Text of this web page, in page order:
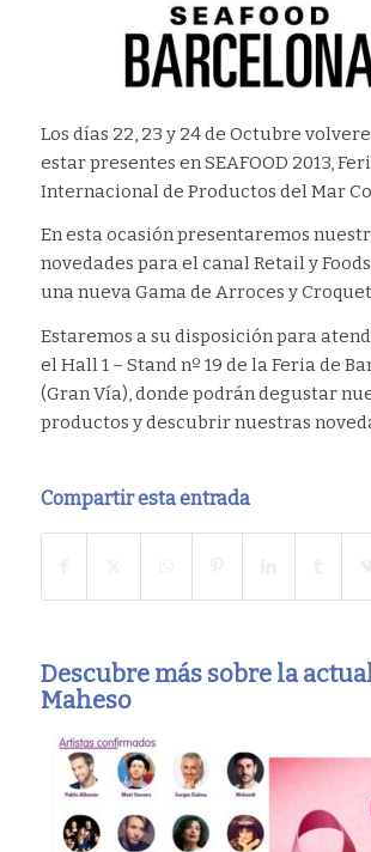
Los días 22, 23 y 24 de Octubre
estar presentes en SEAFOOD 2013,
Internacional de Productos del Mar
En esta ocasión presentaremos
novedades para el canal Retail y
una nueva Gama de Arroces y
Estaremos a su disposición para
el Hall 1 – Stand nº 19 de la Feria de
(Gran Vía), donde podrán degustar
productos y descubrir nuestras
Compartir esta entrada
Descubre más sobre la
Maheso